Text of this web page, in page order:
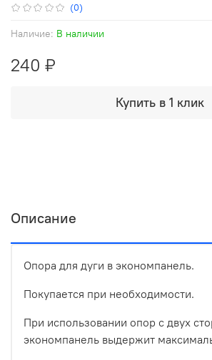
(0)
Наличие: В наличии
240 ₽
Купить в 1 клик
Описание
Опора для дуги в экономпанель.
Покупается при необходимости.
При использовании опор с двух
экономпанель выдержит